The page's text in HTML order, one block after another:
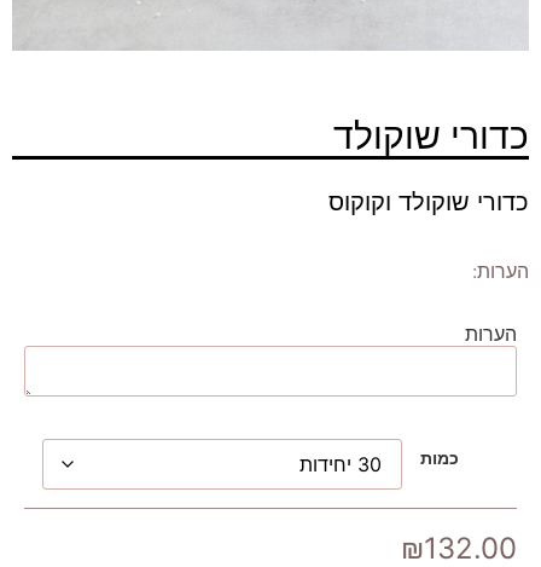
כדורי שוקולד
כדורי שוקולד וקוקוס
הערות:
הערות
כמות
₪132.00